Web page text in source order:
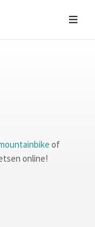
of
online!